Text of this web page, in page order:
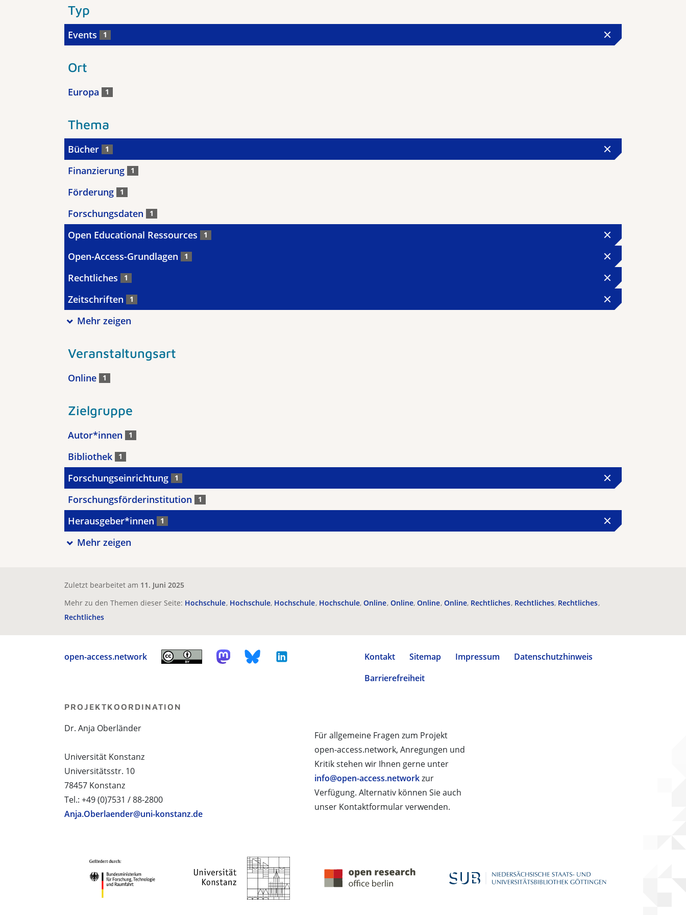
Typ
Events 1
Ort
Europa 1
Thema
Bücher 1
Finanzierung 1
Förderung 1
Forschungsdaten 1
Open Educational Ressources 1
Open-Access-Grundlagen 1
Rechtliches 1
Zeitschriften 1
Mehr zeigen
Veranstaltungsart
Online 1
Zielgruppe
Autor*innen 1
Bibliothek 1
Forschungseinrichtung 1
Forschungsförderinstitution 1
Herausgeber*innen 1
Mehr zeigen
Zuletzt bearbeitet am 11. Juni 2025
Mehr zu den Themen dieser Seite: Hochschule Hochschule Hochschule Hochschule Online Online Online Online Rechtliches Rechtliches Rechtliches
Rechtliches
open-access.network Kontakt Sitemap Impressum
Datenschutzhinweis
Barrierefreiheit
Für allgemeine Fragen zum Projekt
open-access.network, Anregungen und
Kritik stehen wir Ihnen gerne unter
info@open-access.networkzur
Verfügung. Alternativ können Sie auch
unser Kontaktformular verwenden.
PROJEKTKOORDINATION
Dr. Anja Oberländer
Universität Konstanz
Universitätsstr. 10
78457 Konstanz
Tel.: +49 (0)7531 / 88-2800
Anja.Oberlaender@uni-konstanz.de